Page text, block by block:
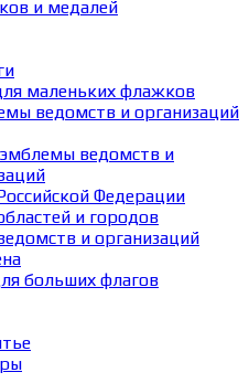
и медалей
маленьких флажков
ведомств и организаций
ведомств и
Федерации
и городов
и организаций
больших флагов